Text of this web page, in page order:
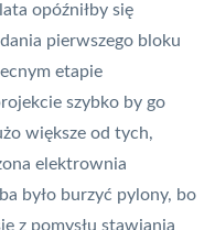
opóźniłby się
pierwszego bloku
etapie
szybko by go
większe od tych,
elektrownia
było burzyć pylony, bo
z pomysłu stawiania